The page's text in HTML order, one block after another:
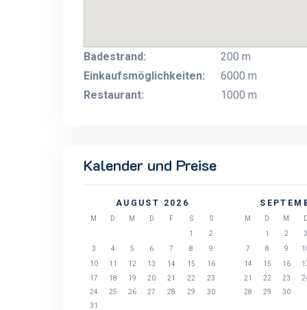
Badestrand:
200 m
Einkaufsmöglichkeiten:
6000 m
Restaurant:
1000 m
Kalender und Preise
AUGUST 2026
M D M D F S
S
1
2
3
4 5 6 7 8
9
10
11 12 13 14 15
16
17
18 19 20 21 22
23
24
25 26 27 28 29
30
31
M D M D
1
2 3
7
8 9
14
15 16
21
22 23
28
29 30